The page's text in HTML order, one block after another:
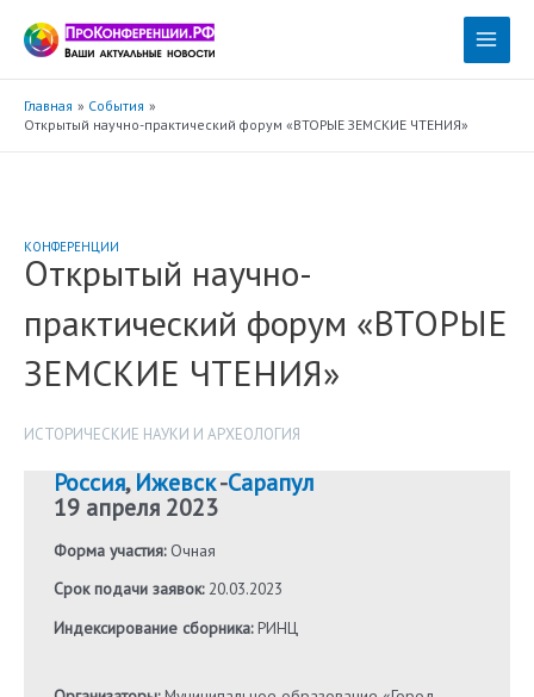
содержимому
Main
Главная
События
Открытый научно-практический форум «ВТОРЫЕ ЗЕМСКИЕ ЧТЕНИЯ»
КОНФЕРЕНЦИИ
Открытый научно-
практический форум «ВТОРЫЕ
ЗЕМСКИЕ ЧТЕНИЯ»
ИСТОРИЧЕСКИЕ НАУКИ И АРХЕОЛОГИЯ
Россия,Ижевск-Сарапул
19 апреля 2023
Форма участия:Очная
Срок подачи заявок:20.03.2023
Индексирование сборника:РИНЦ